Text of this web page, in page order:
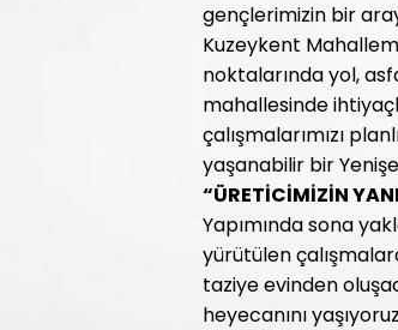
gençlerimizin bir
Kuzeykent
noktalarında yol,
mahallesinde
çalışmalarımızı
yaşanabilir bir
“ÜRETİCİMİZİN
Yapımında sona
yürütülen
taziye evinden
heyecanını